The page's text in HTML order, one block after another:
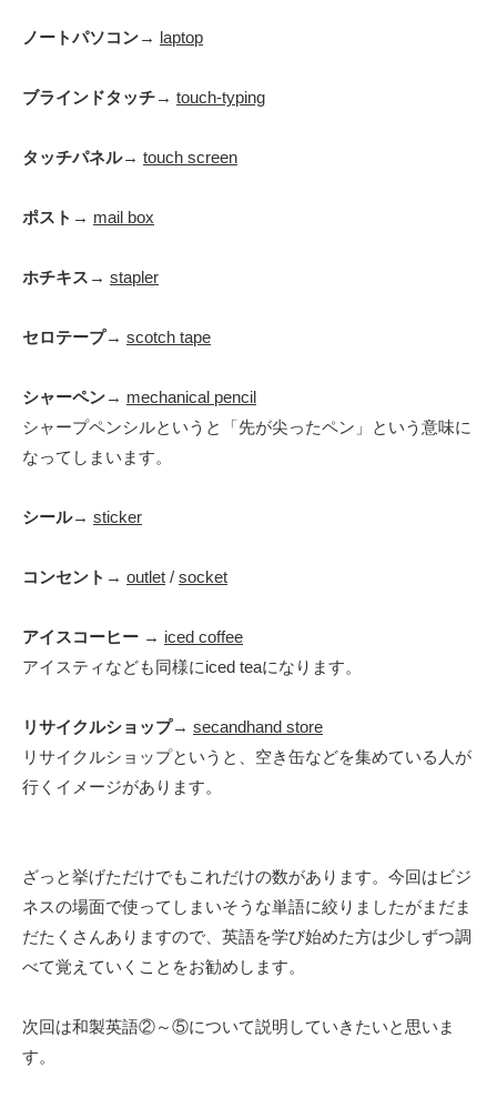
ノートパソコン→ laptop
ブラインドタッチ→ touch-typing
タッチパネル→ touch screen
ポスト → mail box
ホチキス → stapler
セロテープ→ scotch tape
シャーペン→ mechanical pencil
シャープペンシルというと「先が尖ったペン」という意味に
なってしまいます。
シール→ sticker
コンセント → outlet / socket
アイスコーヒー → iced coffee
アイスティなども同様にiced teaになります。
リサイクルショップ→ secandhand store
リサイクルショップというと、空き缶などを集めている人が
行くイメージがあります。
ざっと挙げただけでもこれだけの数があります。今回はビジ
ネスの場面で使ってしまいそうな単語に絞りましたがまだま
だたくさんありますので、英語を学び始めた方は少しずつ調
べて覚えていくことをお勧めします。
次回は和製英語②～⑤について説明していきたいと思いま
す。